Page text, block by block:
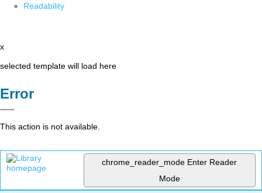
Readability
x
selected template will load here
Error
This action is not available.
chrome_reader_mode Enter Reader
Mode